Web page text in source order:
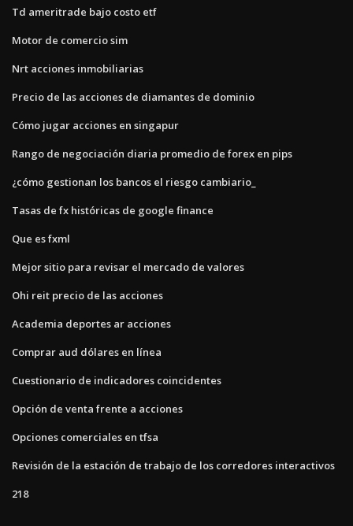
Td ameritrade bajo costo etf
Motor de comercio sim
Nrt acciones inmobiliarias
Precio de las acciones de diamantes de dominio
Cómo jugar acciones en singapur
Rango de negociación diaria promedio de forex en pips
¿cómo gestionan los bancos el riesgo cambiario_
Tasas de fx históricas de google finance
Que es fxml
Mejor sitio para revisar el mercado de valores
Ohi reit precio de las acciones
Academia deportes ar acciones
Comprar aud dólares en línea
Cuestionario de indicadores coincidentes
Opción de venta frente a acciones
Opciones comerciales en tfsa
Revisión de la estación de trabajo de los corredores interactivos
218